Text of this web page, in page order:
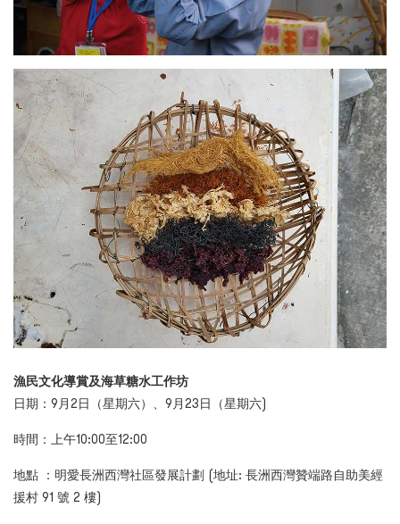
漁民文化導賞及海草糖水工作坊
日期：9月2日（星期六） 、9月23日（星期六)
時間：上午10:00至12:00
地點 ：明愛長洲西灣社區發展計劃 (地址: 長洲西灣贊端路自助美經
援村 91 號 2 樓)